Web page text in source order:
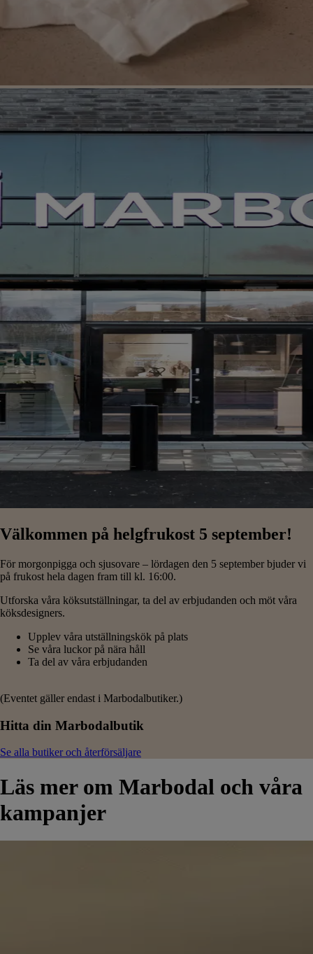
Välkommen på helgfrukost 5 september!
För morgonpigga och sjusovare – lördagen den 5 september bjuder vi
på frukost hela dagen fram till kl. 16:00.
Utforska våra köksutställningar, ta del av erbjudanden och möt våra
köksdesigners.
Upplev våra utställningskök på plats
Se våra luckor på nära håll
Ta del av våra erbjudanden
(Eventet gäller endast i Marbodalbutiker.)
Hitta din Marbodalbutik
Se alla butiker och återförsäljare
Läs mer om Marbodal och våra
kampanjer